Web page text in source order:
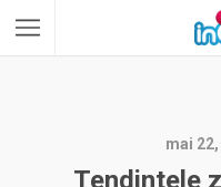
mai
Tendintele